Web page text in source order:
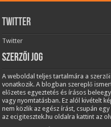
Twitter
Twitter
Szerzői jog
A weboldal teljes tartalmára a
vonatkozik. A blogban szereplő
előzetes egyeztetés és írásos
vagy nyomtatásban. Ez alól kivételt
nem közlik az egész írást, csupán
az ecigitesztek.hu oldalra kattint az